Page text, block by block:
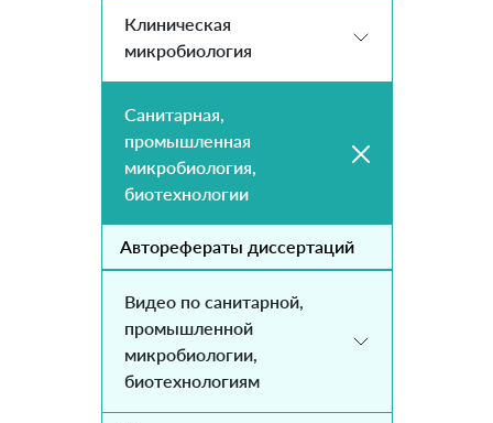
Клиническая
микробиология
Санитарная,
промышленная
микробиология,
биотехнологии
Авторефераты диссертаций
Видео по санитарной,
промышленной
микробиологии,
биотехнологиям